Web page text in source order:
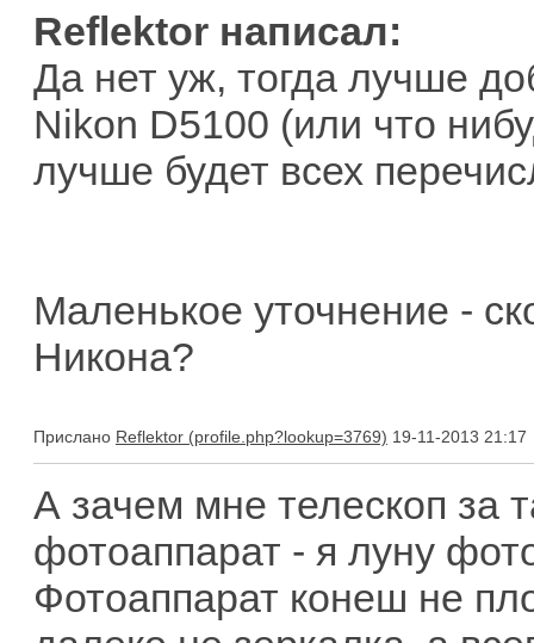
Reflektor написал:
Да нет уж, тогда лучше
Nikon D5100 (или что
лучше будет всех
Маленькое уточнение -
Никона?
Прислано Reflektor 19-11-2013 21:17
А зачем мне телескоп за
фотоаппарат - я луну
Фотоаппарат конеш не